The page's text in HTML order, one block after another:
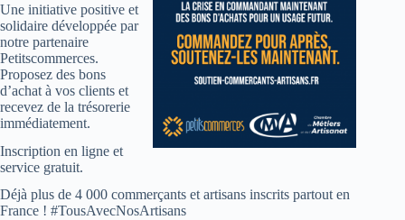
Une initiative positive et
solidaire développée par
notre partenaire
Petitscommerces.
Proposez des bons
d’achat à vos clients et
recevez de la trésorerie
immédiatement.
Inscription en ligne et
service gratuit.
Déjà plus de 4 000 commerçants et artisans inscrits partout en
France ! #TousAvecNosArtisans